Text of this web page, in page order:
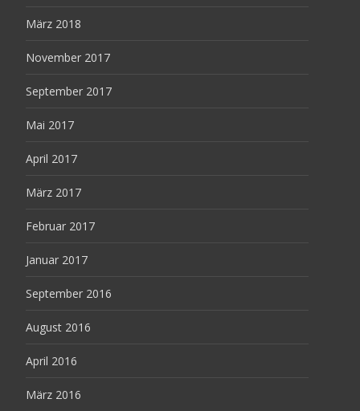
März 2018
November 2017
September 2017
Mai 2017
April 2017
März 2017
Februar 2017
Januar 2017
September 2016
August 2016
April 2016
März 2016